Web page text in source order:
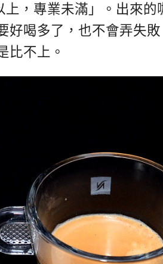
，專業未滿」。出來的
好喝多了，也不會弄失
比不上。